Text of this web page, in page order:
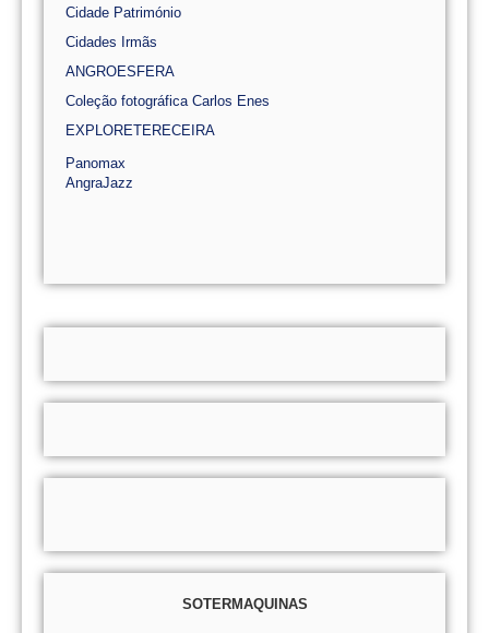
Cidade Património
Cidades Irmãs
ANGROESFERA
Coleção fotográfica Carlos Enes
EXPLORETERECEIRA
Panomax
AngraJazz
SOTERMAQUINAS